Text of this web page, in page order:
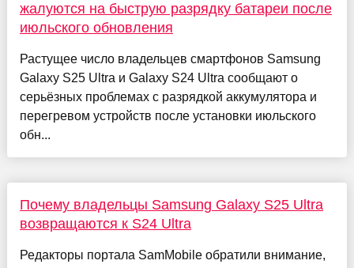
жалуются на быструю разрядку батареи после
июльского обновления
Растущее число владельцев смартфонов Samsung
Galaxy S25 Ultra и Galaxy S24 Ultra сообщают о
серьёзных проблемах с разрядкой аккумулятора и
перегревом устройств после установки июльского
обн...
Почему владельцы Samsung Galaxy S25 Ultra
возвращаются к S24 Ultra
Редакторы портала SamMobile обратили внимание,